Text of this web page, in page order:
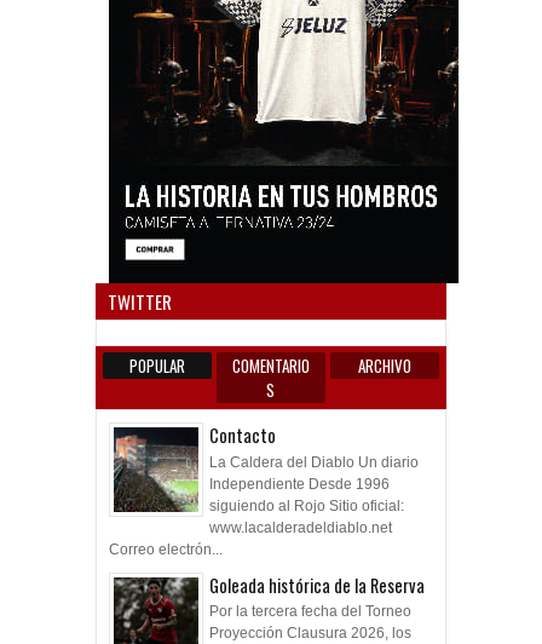
TWITTER
POPULAR
COMENTARIO
S
ARCHIVO
Contacto
La Caldera del Diablo Un diario
Independiente Desde 1996
siguiendo al Rojo Sitio oficial:
www.lacalderadeldiablo.net
Correo electrón...
Goleada histórica de la Reserva
Por la tercera fecha del Torneo
Proyección Clausura 2026, los